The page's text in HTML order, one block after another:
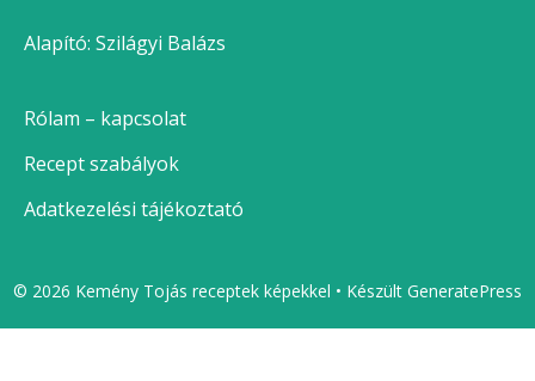
Alapító: Szilágyi Balázs
Rólam – kapcsolat
Recept szabályok
Adatkezelési tájékoztató
© 2026 Kemény Tojás receptek képekkel • Készült GeneratePress